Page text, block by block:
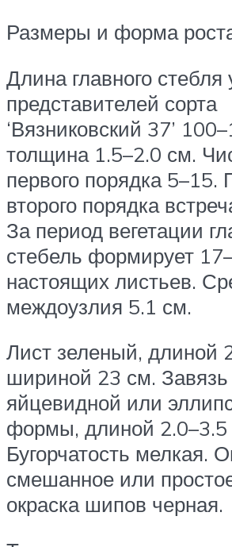
Размеры и форма
Длина главного стебля
представителей сорта
‘Вязниковский 37’
толщина 1.5–2.0 см.
первого порядка 5–15.
второго порядка
За период вегетации
стебель формирует
настоящих листьев.
междоузлия 5.1 см.
Лист зеленый, длиной
шириной 23 см.
яйцевидной или
формы, длиной 2.0–3.5
Бугорчатость мелкая.
смешанное или
окраска шипов черная.